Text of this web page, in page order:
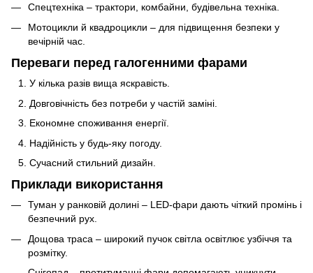
Спецтехніка – трактори, комбайни, будівельна техніка.
Мотоцикли й квадроцикли – для підвищення безпеки у
вечірній час.
Переваги перед галогенними фарами
У кілька разів вища яскравість.
Довговічність без потреби у частій заміні.
Економне споживання енергії.
Надійність у будь-яку погоду.
Сучасний стильний дизайн.
Приклади використання
Туман у ранковій долині – LED-фари дають чіткий промінь і
безпечний рух.
Дощова траса – широкий пучок світла освітлює узбіччя та
розмітку.